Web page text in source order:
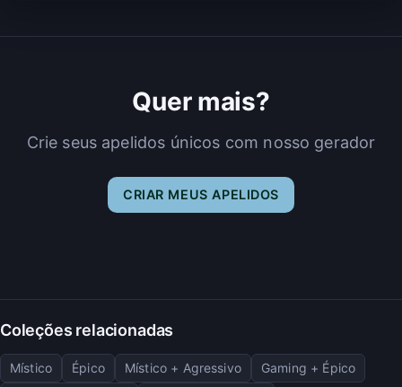
Quer mais?
Crie seus apelidos únicos com nosso gerador
CRIAR MEUS APELIDOS
Coleções relacionadas
Místico Épico Místico + Agressivo
Gaming + Épico